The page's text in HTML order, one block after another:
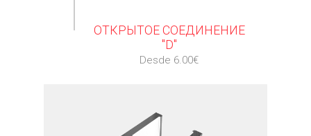
ОТКРЫТОЕ СОЕДИНЕНИЕ
"D"
Desde 6.00€